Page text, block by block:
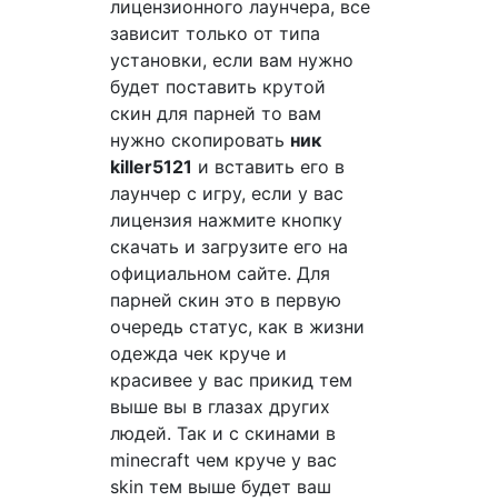
лицензионного лаунчера, все
зависит только от типа
установки, если вам нужно
будет поставить крутой
скин для парней то вам
нужно скопировать ник
killer5121 и вставить его в
лаунчер с игру, если у вас
лицензия нажмите кнопку
скачать и загрузите его на
официальном сайте. Для
парней скин это в первую
очередь статус, как в жизни
одежда чек круче и
красивее у вас прикид тем
выше вы в глазах других
людей. Так и с скинами в
minecraft чем круче у вас
skin тем выше будет ваш